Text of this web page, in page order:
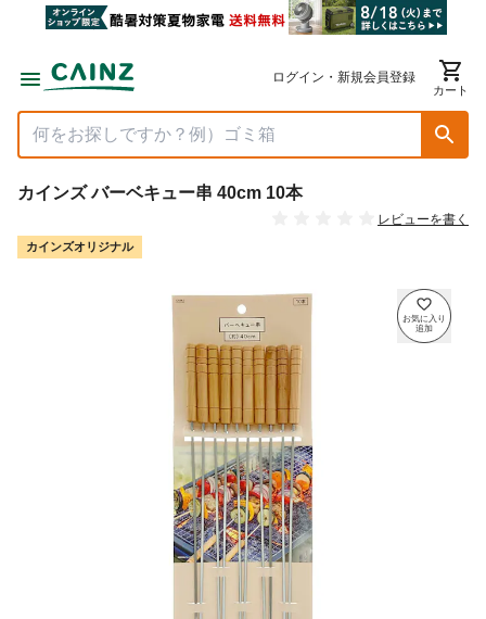
ログイン・新規会員登録
カート
カインズ バーベキュー串 40cm 10本
レビューを書く
カインズオリジナル